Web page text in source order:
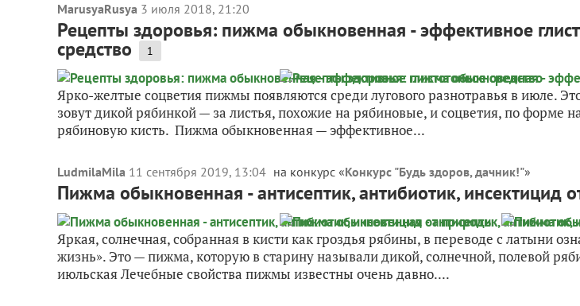
MarusyaRusya 3 июля 2018, 21:20
Рецепты здоровья: пижма обыкновенная - эффективное
средство 1
Ярко-желтые соцветия пижмы появляются среди лугового разнотравья в июле.
зовут дикой рябинкой — за листья, похожие на рябиновые, и соцветия, по форме
рябиновую кисть. Пижма обыкновенная — эффективное...
LudmilaMila 11 сентября 2019, 13:04 на конкурс «Конкурс "Будь здоров, дачник!"»
Пижма обыкновенная - антисептик, антибиотик, инсектицид
Яркая, солнечная, собранная в кисти как гроздья рябины, в переводе с латыни
жизнь». Это — пижма, которую в старину называли дикой, солнечной, полевой
июльская Лечебные свойства пижмы известны очень давно....